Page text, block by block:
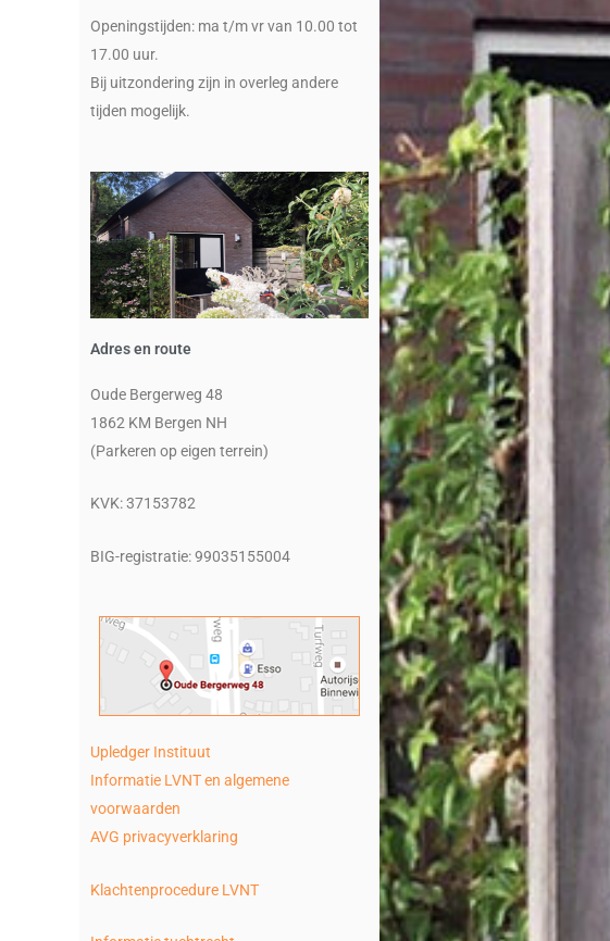
Openingstijden: ma t/m vr van 10.00 tot
17.00 uur.
Bij uitzondering zijn in overleg andere
tijden mogelijk.
Adres en route
Oude Bergerweg 48
1862 KM Bergen NH
(Parkeren op eigen terrein)
KVK: 37153782
BIG-registratie: 99035155004
Upledger Instituut
Informatie LVNT en algemene
voorwaarden
AVG privacyverklaring
Klachtenprocedure LVNT